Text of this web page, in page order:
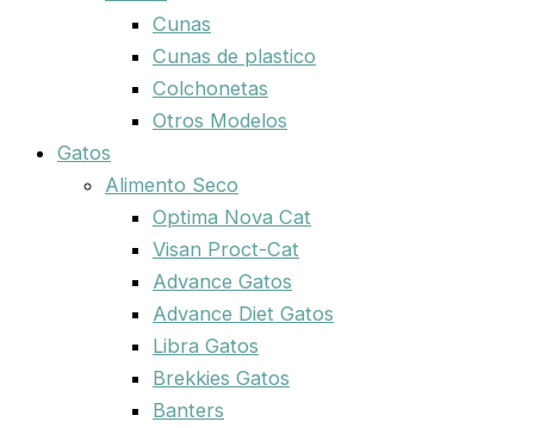
Cunas
Cunas de plastico
Colchonetas
Otros Modelos
Gatos
Alimento Seco
Optima Nova Cat
Visan Proct-Cat
Advance Gatos
Advance Diet Gatos
Libra Gatos
Brekkies Gatos
Banters